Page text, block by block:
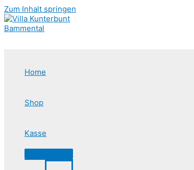
Zum Inhalt springen
Home
Shop
Kasse